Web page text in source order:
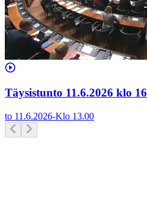
Täysistunto 11.6.2026 klo 16
to 11.6.2026-Klo 13.00